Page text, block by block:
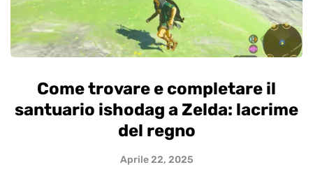
Come trovare e completare il
santuario ishodag a Zelda: lacrime
del regno
Aprile 22, 2025